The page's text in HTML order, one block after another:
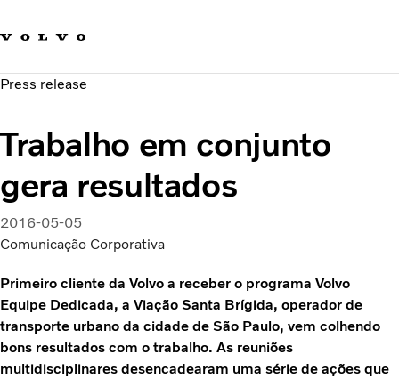
Carreira
Sustentabilidade e Segurança
Press release
Trabalho em conjunto
gera resultados
2016-05-05
Comunicação Corporativa
Primeiro cliente da Volvo a receber o programa Volvo
Equipe Dedicada, a Viação Santa Brígida, operador de
transporte urbano da cidade de São Paulo, vem colhendo
bons resultados com o trabalho. As reuniões
multidisciplinares desencadearam uma série de ações que